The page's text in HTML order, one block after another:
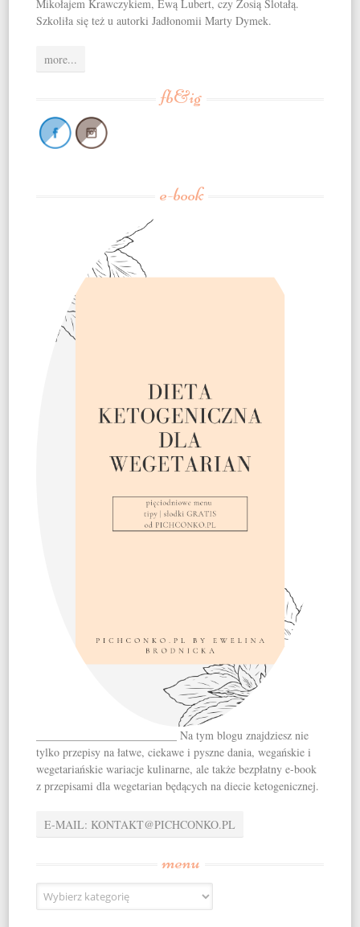
Mikołajem Krawczykiem, Ewą Lubert, czy Zosią Ślotałą.
Szkoliła się też u autorki Jadłonomii Marty Dymek.
more...
fb&ig
e-book
_________________________ Na tym blogu znajdziesz nie
tylko przepisy na łatwe, ciekawe i pyszne dania, wegańskie i
wegetariańskie wariacje kulinarne, ale także bezpłatny e-book
z przepisami dla wegetarian będących na diecie ketogenicznej.
E-MAIL: KONTAKT@PICHCONKO.PL
menu
menu